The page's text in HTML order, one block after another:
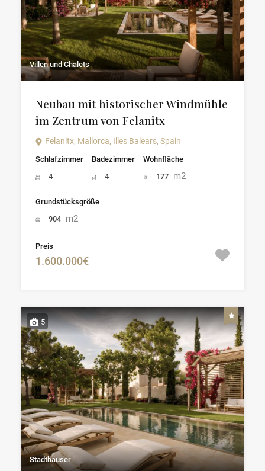
Villen und Chalets
Neubau mit historischer Windmühle
im Zentrum von Felanitx
Felanitx, Mallorca, Illes Balears, Spain
Schlafzimmer
4
Badezimmer
4
Wohnfläche
177 m2
Grundstücksgröße
904 m2
Preis
1.600.000€
5
Stadthäuser